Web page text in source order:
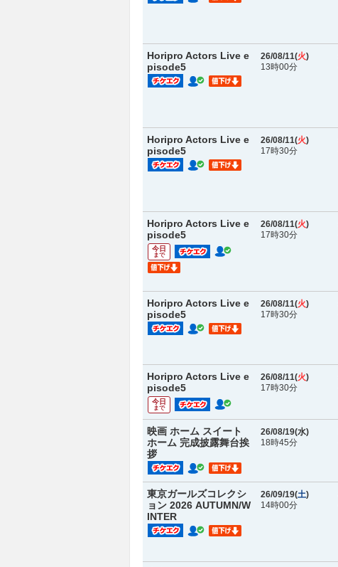
Horipro Actors Live e
pisode5
26/08/11(火)
13時00分
Horipro Actors Live e
pisode5
26/08/11(火)
17時30分
Horipro Actors Live e
pisode5
今日
まで
26/08/11(火)
17時30分
Horipro Actors Live e
pisode5
26/08/11(火)
17時30分
Horipro Actors Live e
pisode5
今日
まで
26/08/11(火)
17時30分
映画 ホーム スイート
ホーム 完成披露舞台挨
拶
26/08/19(水)
18時45分
東京ガールズコレクシ
ョン 2026 AUTUMN/W
INTER
26/09/19(土)
14時00分